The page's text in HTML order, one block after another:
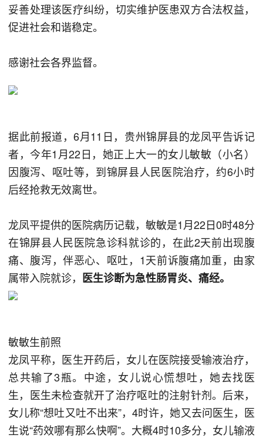
妥善处理该医疗纠纷，切实维护医患双方合法权益，
促进社会和谐稳定。
感谢社会各界监督。
据此前报道，6月11日，贵州锦屏县的龙凤平告诉记
者，今年1月22日，她正上大一的女儿敏敏（小名）
因腹泻、呕吐等，到锦屏县人民医院治疗，约6小时
后经抢救无效离世。
龙凤平提供的医院病历记载，敏敏是1月22日0时48分
在锦屏县人民医院急诊科就诊的，在此2天前出现腹
痛、腹泻，伴恶心、呕吐，1天前诉腹痛加重，由家
属带入院就诊， 医生诊断为急性肠胃炎、痛经。
敏敏生前照
龙凤平称，医生开药后，女儿在医院接受输液治疗，
总共输了3瓶。中途，女儿说心慌想吐，她去找医
生，医生未检查就开了治疗呕吐的注射针剂。后来，
女儿称“想吐又吐不出来”，4时许，她又去问医生，医
生说“药效哪有那么快啊”。大概4时10多分，女儿输液